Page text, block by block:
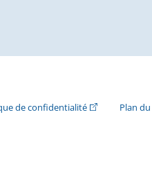
s'ouvrira dans une nouvelle
de confidentialité(Cet hyperlien
Plan